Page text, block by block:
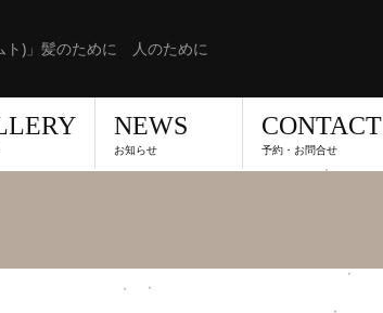
ト)」髪のために 人のために
NEWS
お知らせ
CONTACT
予約・お問合せ